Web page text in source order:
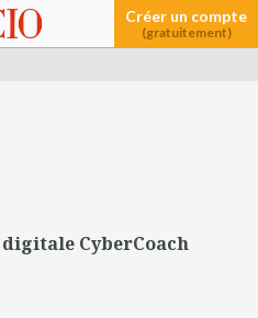
Créer un compte
(gratuitement)
CyberCoach